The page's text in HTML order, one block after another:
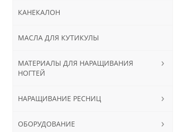
КАНЕКАЛОН
МАСЛА ДЛЯ КУТИКУЛЫ
МАТЕРИАЛЫ ДЛЯ НАРАЩИВАНИЯ
НОГТЕЙ
НАРАЩИВАНИЕ РЕСНИЦ
ОБОРУДОВАНИЕ